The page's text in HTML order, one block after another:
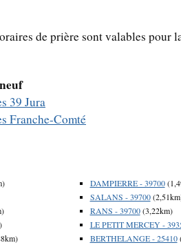
de prière sont valables pour
39 Jura
Franche-Comté
DAMPIERRE - 39700
SALANS - 39700
RANS - 39700(3,22km)
LE PETIT MERCEY -
BERTHELANGE - 25410